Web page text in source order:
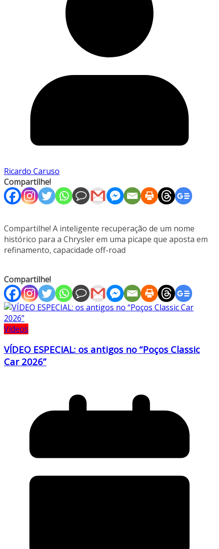
Ricardo Caruso
Compartilhe!
Compartilhe! A inteligente recuperação de um nome
histórico para a Chrysler em uma picape que aposta em
refinamento, capacidade off-road
Compartilhe!
Vídeos
VÍDEO ESPECIAL: os antigos no “Poços Classic
Car 2026”